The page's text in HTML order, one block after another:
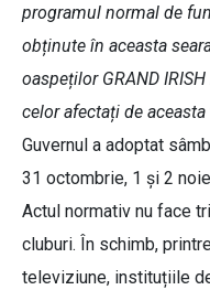
programul normal de
obținute în aceasta
oaspeților GRAND
celor afectați de aceasta
Guvernul a adoptat
31 octombrie, 1 și 2
Actul normativ nu face
cluburi. În schimb,
televiziune, instituțiile